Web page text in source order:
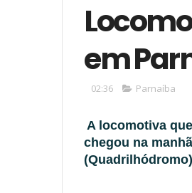
em
02:36 Parnaíba
A locomotiva
chegou na